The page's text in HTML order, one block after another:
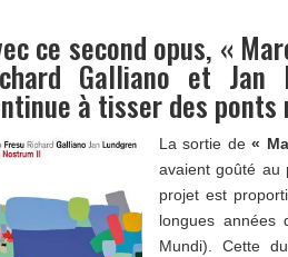
ce second opus, «
Galliano et Jan
à tisser des ponts
La sortie de«
avaient goûté au
projet est
longues années
Mundi). Cette